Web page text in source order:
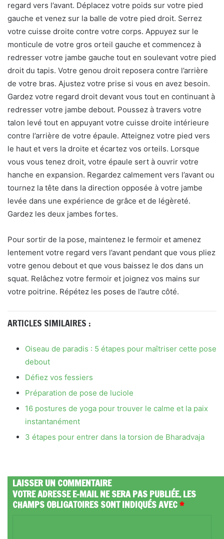
regard vers l’avant. Déplacez votre poids sur votre pied
gauche et venez sur la balle de votre pied droit. Serrez
votre cuisse droite contre votre corps. Appuyez sur le
monticule de votre gros orteil gauche et commencez à
redresser votre jambe gauche tout en soulevant votre pied
droit du tapis. Votre genou droit reposera contre l’arrière
de votre bras. Ajustez votre prise si vous en avez besoin.
Gardez votre regard droit devant vous tout en continuant à
redresser votre jambe debout. Poussez à travers votre
talon levé tout en appuyant votre cuisse droite intérieure
contre l’arrière de votre épaule. Atteignez votre pied vers
le haut et vers la droite et écartez vos orteils. Lorsque
vous vous tenez droit, votre épaule sert à ouvrir votre
hanche en expansion. Regardez calmement vers l’avant ou
tournez la tête dans la direction opposée à votre jambe
levée dans une expérience de grâce et de légèreté.
Gardez les deux jambes fortes.
Pour sortir de la pose, maintenez le fermoir et amenez
lentement votre regard vers l’avant pendant que vous pliez
votre genou debout et que vous baissez le dos dans un
squat. Relâchez votre fermoir et joignez vos mains sur
votre poitrine. Répétez les poses de l’autre côté.
ARTICLES SIMILAIRES :
Oiseau de paradis : 5 étapes pour maîtriser cette pose
debout
Défiez vos fessiers
Préparation de pose de luciole
16 postures de yoga pour trouver le calme et la paix
instantanément
3 étapes pour entrer dans la torsion de Bharadvaja
LAISSER UN COMMENTAIRE
VOTRE ADRESSE E-MAIL NE SERA PAS PUBLIÉE.LES
CHAMPS OBLIGATOIRES SONT INDIQUÉS AVEC*